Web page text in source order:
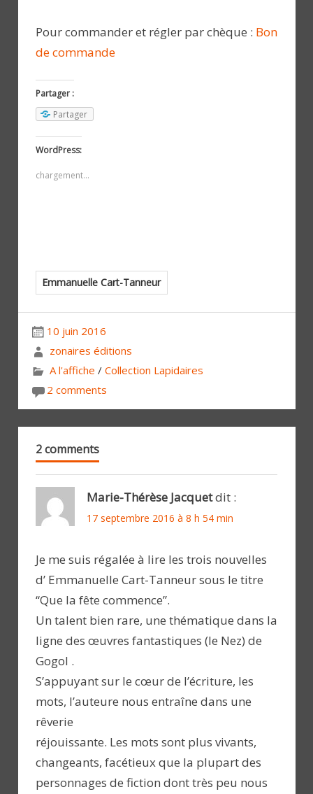
Pour commander et régler par chèque : Bon
de commande
Partager :
Partager
WordPress:
chargement…
Emmanuelle Cart-Tanneur
10 juin 2016
zonaires éditions
A l'affiche / Collection Lapidaires
2 comments
2 comments
Marie-Thérèse Jacquetdit :
17 septembre 2016 à 8 h 54 min
Je me suis régalée à lire les trois nouvelles
d’ Emmanuelle Cart-Tanneur sous le titre
“Que la fête commence”.
Un talent bien rare, une thématique dans la
ligne des œuvres fantastiques (le Nez) de
Gogol .
S’appuyant sur le cœur de l’écriture, les
mots, l’auteure nous entraîne dans une
rêverie
réjouissante. Les mots sont plus vivants,
changeants, facétieux que la plupart des
personnages de fiction dont très peu nous